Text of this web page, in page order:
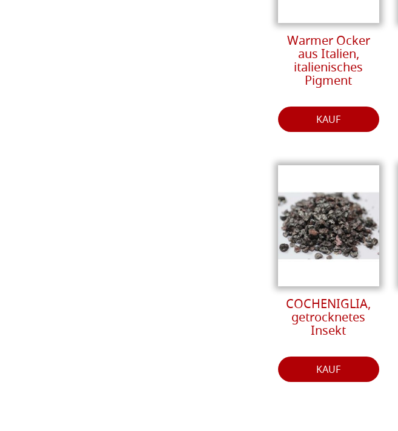
Warmer Ocker
aus Italien,
italienisches
Pigment
KAUF
COCHENIGLIA,
getrocknetes
Insekt
KAUF